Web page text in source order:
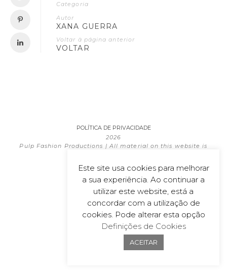
Categoria
Autor
XANA GUERRA
Voltar à página anterior
VOLTAR
POLÍTICA DE PRIVACIDADE
2026
Pulp Fashion Productions | All material on this website is
Este site usa cookies para melhorar
a sua experiência. Ao continuar a
utilizar este website, está a
concordar com a utilização de
cookies. Pode alterar esta opção
Definições de Cookies
ACEITAR